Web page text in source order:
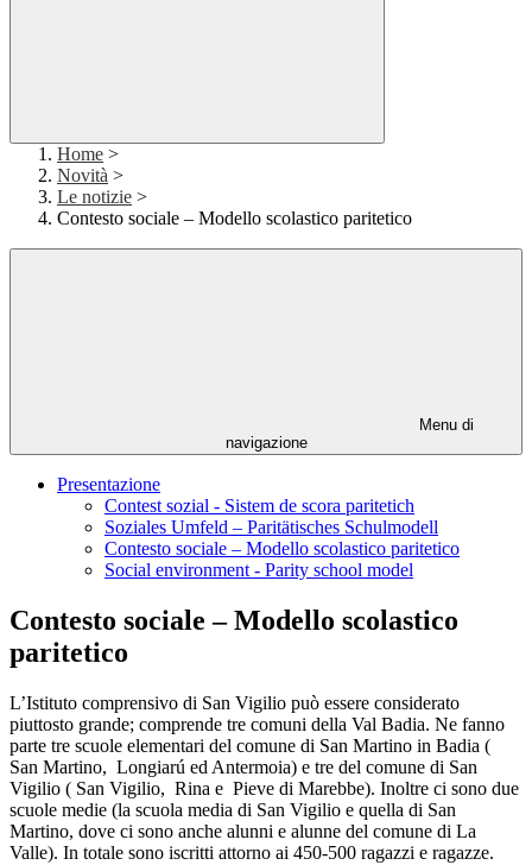
Home >
Novità >
Le notizie >
Contesto sociale – Modello scolastico paritetico
Menu di
navigazione
Presentazione
Contest sozial - Sistem de scora paritetich
Soziales Umfeld – Paritätisches Schulmodell
Contesto sociale – Modello scolastico paritetico
Social environment - Parity school model
Contesto sociale – Modello scolastico
paritetico
L’Istituto comprensivo di San Vigilio può essere considerato
piuttosto grande; comprende tre comuni della Val Badia. Ne fanno
parte tre scuole elementari del comune di San Martino in Badia (
San Martino, Longiarú ed Antermoia) e tre del comune di San
Vigilio ( San Vigilio, Rina e Pieve di Marebbe). Inoltre ci sono due
scuole medie (la scuola media di San Vigilio e quella di San
Martino, dove ci sono anche alunni e alunne del comune di La
Valle). In totale sono iscritti attorno ai 450-500 ragazzi e ragazze.